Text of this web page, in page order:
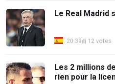
Le Real Madrid
20:39 12 votes
Les 2 millions
rien pour la